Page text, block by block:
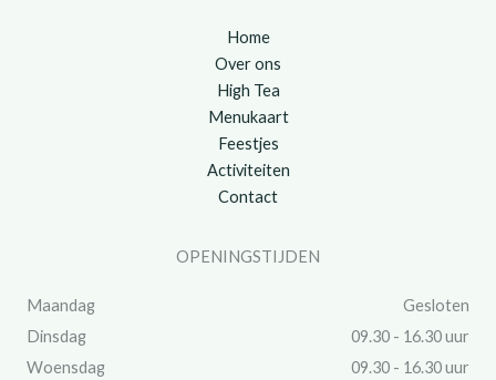
Home
Over ons
High Tea
Menukaart
Feestjes
Activiteiten
Contact
OPENINGSTIJDEN
Maandag
Gesloten
Dinsdag
09.30 - 16.30 uur
Woensdag
09.30 - 16.30 uur